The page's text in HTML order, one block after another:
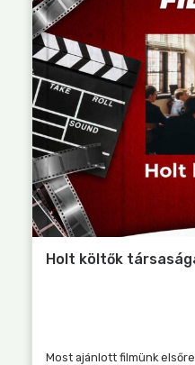
Holt költők
Most ajánlott filmünk